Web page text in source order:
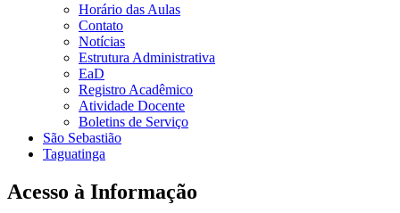
Horário das Aulas
Contato
Notícias
Estrutura Administrativa
EaD
Registro Acadêmico
Atividade Docente
Boletins de Serviço
São Sebastião
Taguatinga
Acesso à Informação